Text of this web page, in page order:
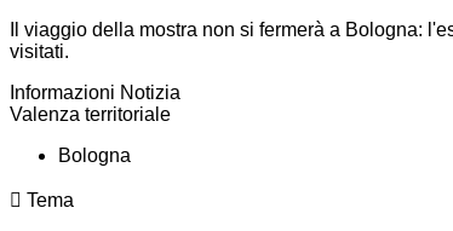
Il viaggio della mostra non si fermerà a Bologna:
visitati.
Informazioni Notizia
Valenza territoriale
Bologna
Tema